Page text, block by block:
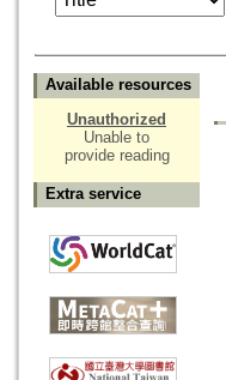
Available resources
Unauthorized
Unable to
provide reading
Extra service